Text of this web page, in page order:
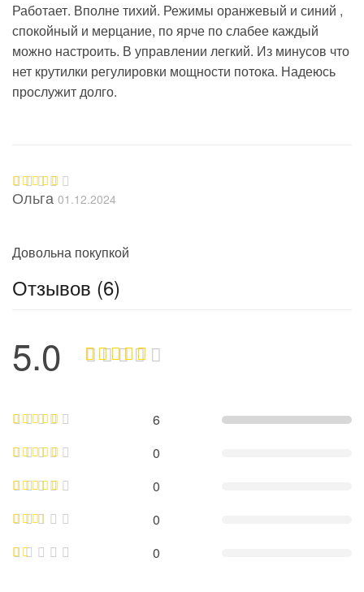
Работает. Вполне тихий. Режимы оранжевый и синий ,
спокойный и мерцание, по ярче по слабее каждый
можно настроить. В управлении легкий. Из минусов что
нет крутилки регулировки мощности потока. Надеюсь
прослужит долго.
Оценка 5
Ольга 01.12.2024
Довольна покупкой
Отзывов (6)
5.0
6
0
0
0
0